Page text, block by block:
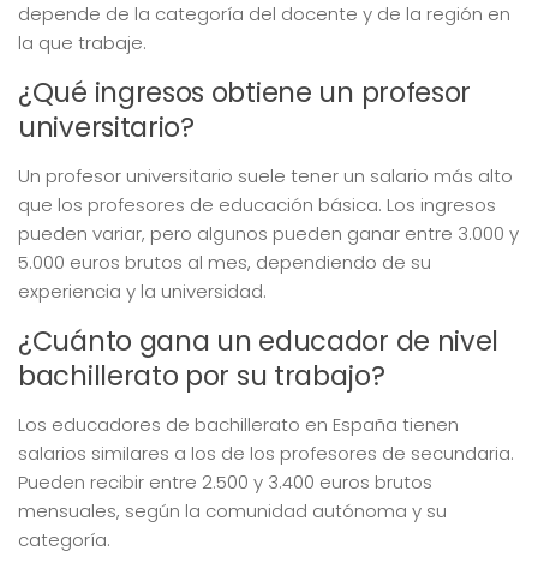
depende de la categoría del docente y de la región en
la que trabaje.
¿Qué ingresos obtiene un profesor
universitario?
Un profesor universitario suele tener un salario más alto
que los profesores de educación básica. Los ingresos
pueden variar, pero algunos pueden ganar entre 3.000 y
5.000 euros brutos al mes, dependiendo de su
experiencia y la universidad.
¿Cuánto gana un educador de nivel
bachillerato por su trabajo?
Los educadores de bachillerato en España tienen
salarios similares a los de los profesores de secundaria.
Pueden recibir entre 2.500 y 3.400 euros brutos
mensuales, según la comunidad autónoma y su
categoría.